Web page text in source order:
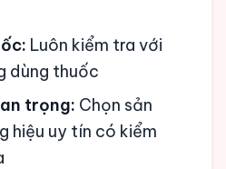
Luôn kiểm tra với
dùng thuốc
trọng: Chọn sản
hiệu uy tín có kiểm